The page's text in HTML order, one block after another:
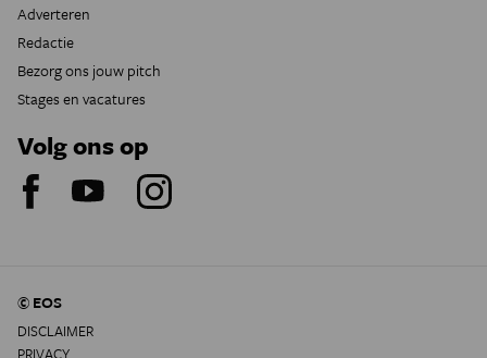
Adverteren
Redactie
Bezorg ons jouw pitch
Stages en vacatures
Volg ons op
© EOS
DISCLAIMER
PRIVACY